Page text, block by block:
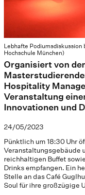
Lebhafte
Hochschule München)
Organisiert von
Hospitality
Veranstaltung
Innovationen und
24/05/2023
Pünktlich um 18:30 Uhr
Veranstaltungsgebäude
reichhaltigen Buffet
Drinks empfangen. Ein
Stelle an das Café
Soul für ihre großzügige